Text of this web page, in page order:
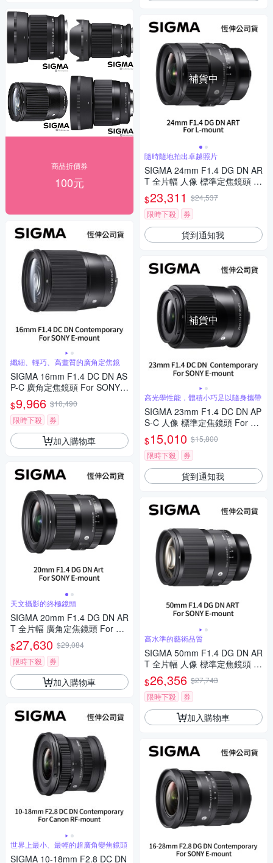
商品折價券
100元
纖細、輕巧、高畫質的廣角定焦鏡
SIGMA 16mm F1.4 DC DN AS
P-C 廣角定焦鏡頭 For SONY E
-mount (公司貨)
$9,966 $10,490
限時下殺
券
加入購物車
天文攝影的終極鏡頭
SIGMA 20mm F1.4 DG DN AR
T 全片幅 廣角定焦鏡頭 For SO
NY E-mount (公司貨)
$27,630 $29,084
限時下殺
券
加入購物車
世界上最小、最輕的超廣角變焦鏡頭
SIGMA 10-18mm F2.8 DC DN
補貨中
隨時隨地拍出卓越照片
SIGMA 24mm F1.4 DG DN AR
T 全片幅 人像 標準定焦鏡頭 F
or L-mount (公司貨)
$23,311 $24,537
限時下殺
券
貨到通知我
補貨中
高光學性能，體積小巧足以隨身攜帶
SIGMA 23mm F1.4 DC DN AP
S-C 人像 標準定焦鏡頭 For SO
NY E-mount (公司貨)
$15,010 $15,800
限時下殺
券
貨到通知我
高水準的藝術品質
SIGMA 50mm F1.4 DG DN AR
T 全片幅 人像 標準定焦鏡頭 F
or SONY E-mount (公司貨)
$26,356 $27,743
限時下殺
券
加入購物車